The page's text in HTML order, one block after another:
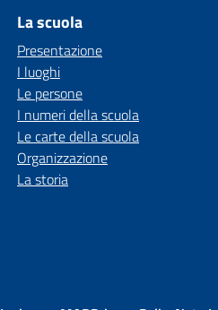
La scuola
Presentazione
I luoghi
Le persone
I numeri della scuola
Le carte della scuola
Organizzazione
La storia